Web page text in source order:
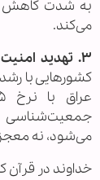
به شدت کاهش
می‌کند.
۳. تهدید امنیت ملی:
جمعیت‌شناسی
می‌شود، نه
خداوند در قرآن